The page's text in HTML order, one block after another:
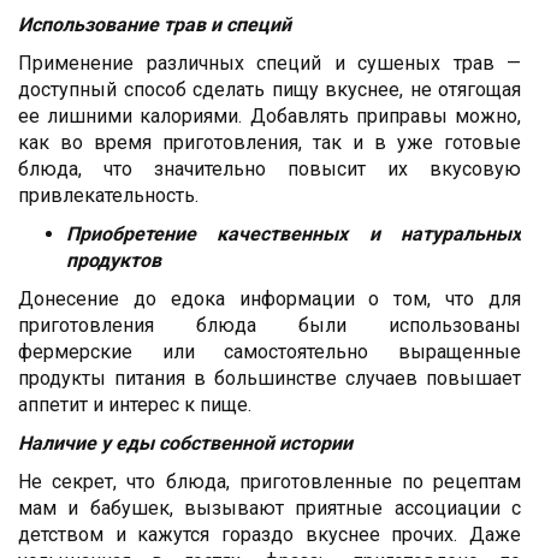
Использование трав и специй
Применение различных специй и сушеных трав —
доступный способ сделать пищу вкуснее, не отягощая
ее лишними калориями. Добавлять приправы можно,
как во время приготовления, так и в уже готовые
блюда, что значительно повысит их вкусовую
привлекательность.
Приобретение качественных и натуральных
продуктов
Донесение до едока информации о том, что для
приготовления блюда были использованы
фермерские или самостоятельно выращенные
продукты питания в большинстве случаев повышает
аппетит и интерес к пище.
Наличие у еды собственной истории
Не секрет, что блюда, приготовленные по рецептам
мам и бабушек, вызывают приятные ассоциации с
детством и кажутся гораздо вкуснее прочих. Даже